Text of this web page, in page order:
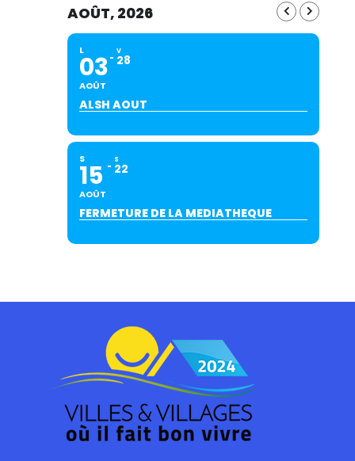
AOÛT, 2026
L
03
AOÛT
V
28
ALSH AOUT
S
15
AOÛT
S
22
FERMETURE DE LA MEDIATHEQUE